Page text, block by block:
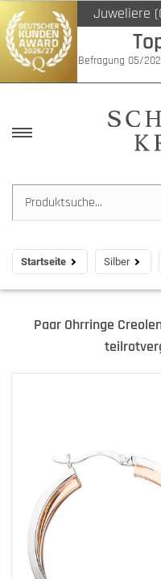
Juweliere
Befragung 05/
Startseite Silber
Paar Ohrringe